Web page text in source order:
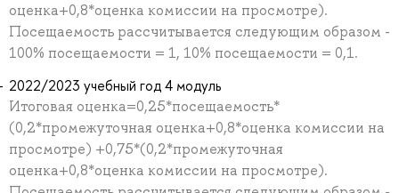
оценка+0,8*оценка комиссии на просмотре).
Посещаемость рассчитывается следующим образом -
100% посещаемости = 1, 10% посещаемости = 0,1.
2022/2023 учебный год 4 модуль
Итоговая оценка=0,25*посещаемость*
(0,2*промежуточная оценка+0,8*оценка комиссии на
просмотре) +0,75*(0,2*промежуточная
оценка+0,8*оценка комиссии на просмотре).